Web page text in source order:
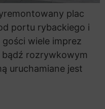
plac
portu rybackiego i
wiele imprez
rozrywkowym
uruchamiane jest